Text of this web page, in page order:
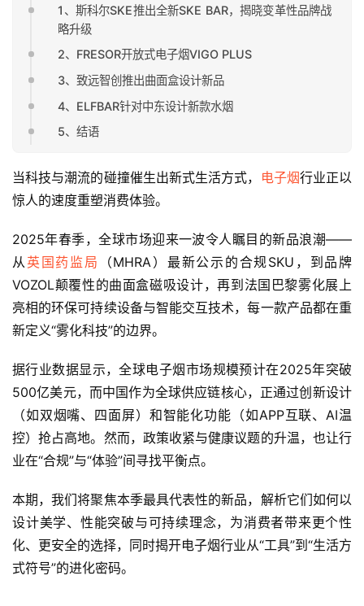
1、斯科尔SKE推出全新SKE BAR，揭晓变革性品牌战
略升级
2、FRESOR开放式电子烟VIGO PLUS
3、致远智创推出曲面盒设计新品
4、ELFBAR针对中东设计新款水烟
5、结语
当科技与潮流的碰撞催生出新式生活方式， 电子烟行业正以
惊人的速度重塑消费体验。
2025年春季，全球市场迎来一波令人瞩目的新品浪潮——
从 英国药监局
（MHRA）最新公示的合规SKU，到品牌
VOZOL颠覆性的曲面盒磁吸设计，再到法国巴黎雾化展上
亮相的环保可持续设备与智能交互技术，每一款产品都在重
新定义“雾化科技”的边界。
据行业数据显示，全球电子烟市场规模预计在2025年突破
500亿美元，而中国作为全球供应链核心，正通过创新设计
（如双烟嘴、四面屏）和智能化功能（如APP互联、AI温
控）抢占高地。然而，政策收紧与健康议题的升温，也让行
业在“合规”与“体验”间寻找平衡点。
本期，我们将聚焦本季最具代表性的新品，解析它们如何以
设计美学、性能突破与可持续理念，为消费者带来更个性
化、更安全的选择，同时揭开电子烟行业从“工具”到“生活方
式符号”的进化密码。